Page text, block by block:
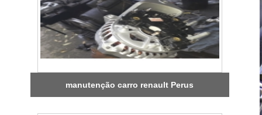
manutenção carro renault Perus